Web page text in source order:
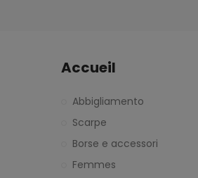
Accueil
Abbigliamento
Scarpe
Borse e accessori
Femmes